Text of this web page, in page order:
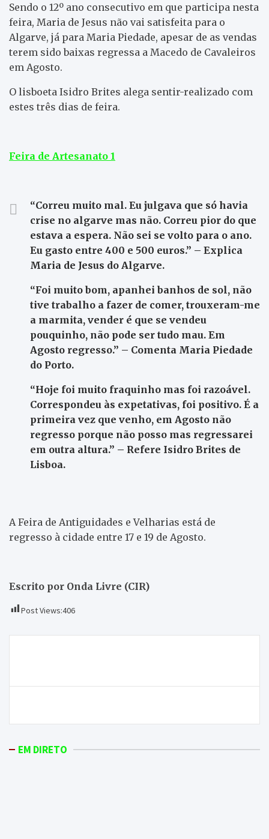
Sendo o 12º ano consecutivo em que participa nesta
feira, Maria de Jesus não vai satisfeita para o
Algarve, já para Maria Piedade, apesar de as vendas
terem sido baixas regressa a Macedo de Cavaleiros
em Agosto.
O lisboeta Isidro Brites alega sentir-realizado com
estes três dias de feira.
Feira de Artesanato 1
“Correu muito mal. Eu julgava que só havia
crise no algarve mas não. Correu pior do que
estava a espera. Não sei se volto para o ano.
Eu gasto entre 400 e 500 euros.” – Explica
Maria de Jesus do Algarve.
“Foi muito bom, apanhei banhos de sol, não
tive trabalho a fazer de comer, trouxeram-me
a marmita, vender é que se vendeu
pouquinho, não pode ser tudo mau. Em
Agosto regresso.” – Comenta Maria Piedade
do Porto.
“Hoje foi muito fraquinho mas foi razoável.
Correspondeu às expetativas, foi positivo. É a
primeira vez que venho, em Agosto não
regresso porque não posso mas regressarei
em outra altura.” – Refere Isidro Brites de
Lisboa.
A Feira de Antiguidades e Velharias está de
regresso à cidade entre 17 e 19 de Agosto.
Escrito por Onda Livre (CIR)
Post Views:406
artigos
EM DIRETO